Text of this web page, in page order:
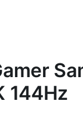
144Hz